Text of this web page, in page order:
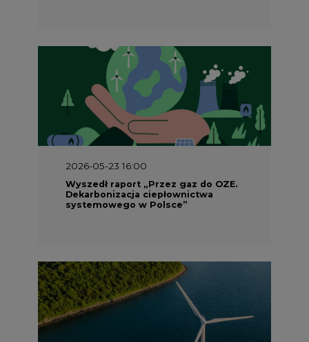
2026-05-23 16:00
Wyszedł raport „Przez gaz do OZE.
Dekarbonizacja ciepłownictwa
systemowego w Polsce”